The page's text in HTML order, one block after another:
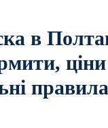
в
правила